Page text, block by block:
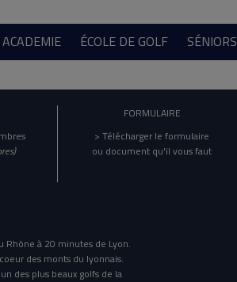
ÉCOLE DE GOLF SÉNIORS
FORMULAIRE
> Télécharger le formulaire
ou document qu'il vous faut
Rhône à 20 minutes de Lyon.
des monts du lyonnais.
des plus beaux golfs de la